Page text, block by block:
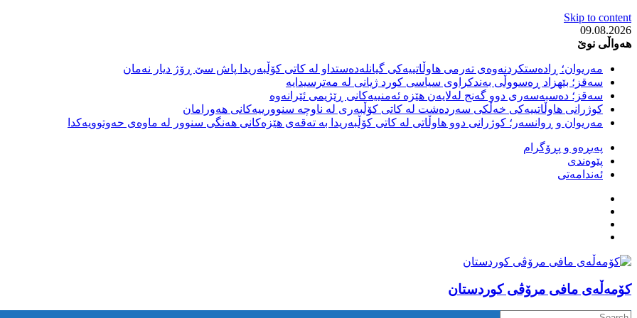
Skip to content
09.08.2026
هەواڵی نوێ
مەریوان؛ ڕادەستکردنەوەی تەرمی هاوڵاتییەکی گیانلەدەستداو لە کاتی کۆڵبەریدا پاش سێ ڕۆژ دیار نەمان
سەقز؛ بێهزاد ڕەسووڵی بەندکراوی سیاسی کورد ژیانی لە مەترسیدایە
سەقز؛ دەسبەسەری دوو گەنج لەلایەن هێزە ئەمنییەکانی ڕێژیمی ئێرانەوە
کوژرانی هاوڵاتییەکی خەڵکی سەردەشت لە کاتی کۆڵبەری لە ناوچە سنوورییەکانی هەورامان
مەریوان و ڕوانسەر؛ کوژرانی دوو هاوڵاتی لە کاتی کۆڵبەریدا بە تەقەی هێزەکانی هەنگی سنوور لە ماوەی حەوتوویەکدا
پەیڕەو و پڕۆگرام
پێوەندی
ئەندامەتی
كۆمه‌ڵه‌ی مافی مرۆڤی کوردستان